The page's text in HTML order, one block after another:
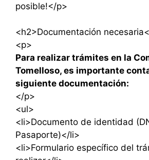
posible!</p>
<h2>Documentación
<p>
Para realizar trámites en la
Tomelloso, es importante
siguiente documentación:
</p>
<ul>
<li>Documento de identidad
Pasaporte)</li>
<li>Formulario específico del